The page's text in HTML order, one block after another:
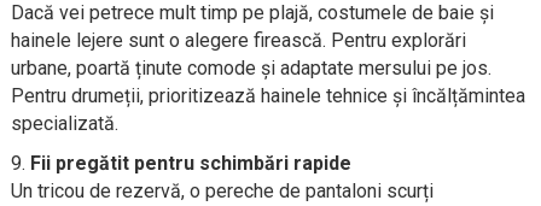
Dacă vei petrece mult timp pe plajă, costumele de baie și
hainele lejere sunt o alegere firească. Pentru explorări
urbane, poartă ținute comode și adaptate mersului pe jos.
Pentru drumeții, prioritizează hainele tehnice și încălțămintea
specializată.
Fii pregătit pentru schimbări rapide
Un tricou de rezervă, o pereche de pantaloni scurți